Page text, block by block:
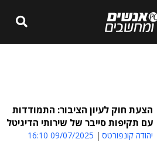
הצעת חוק לעיון הציבור: התמודדות
עם תקיפות סייבר של שירותי הדיגיטל
יהודה קונפורטס 09/07/2025 16:10